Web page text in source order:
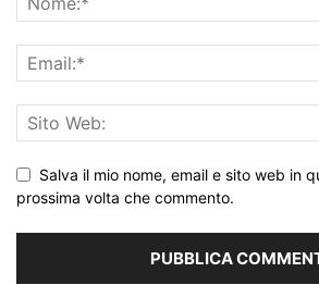
Salva il mio nome, email e sito web in
prossima volta che commento.